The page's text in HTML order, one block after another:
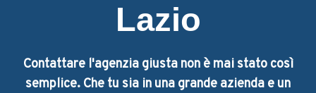
Lazio
Contattare l'agenzia giusta non è mai stato così
semplice. Che tu sia in una grande azienda e un